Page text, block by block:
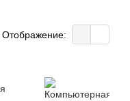
Отображение: